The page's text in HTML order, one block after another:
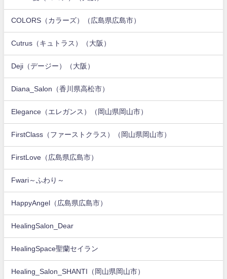
COLORS（カラーズ）（広島県広島市）
Cutrus（キュトラス）（大阪）
Deji（デージー）（大阪）
Diana_Salon（香川県高松市）
Elegance（エレガンス）（岡山県岡山市）
FirstClass（ファーストクラス）（岡山県岡山市）
FirstLove（広島県広島市）
Fwari～ふわり～
HappyAngel（広島県広島市）
HealingSalon_Dear
HealingSpace聖蘭セイラン
Healing_Salon_SHANTI（岡山県岡山市）